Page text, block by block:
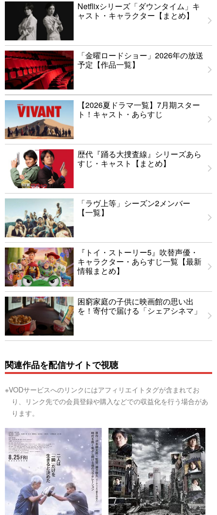
Netflixシリーズ「ダウンタイム」キ
ャスト・キャラクター【まとめ】
「金曜ロードショー」2026年の放送
予定【作品一覧】
【2026夏ドラマ一覧】7月期スター
ト！キャスト・あらすじ
歴代『踊る大捜査線』シリーズあら
すじ・キャスト【まとめ】
「ラヴ上等」シーズン2メンバー
【一覧】
『トイ・ストーリー5』吹替声優・
キャラクター・あらすじ一覧【最新
情報まとめ】
困窮家庭の子供に映画館の思い出
を！寄付で届ける「シェアシネマ」
関連作品を配信サイトで視聴
※VODサービスへのリンクにはアフィリエイトタグが含まれてお
り、リンク先での会員登録や購入などでの収益化を行う場合があ
ります。